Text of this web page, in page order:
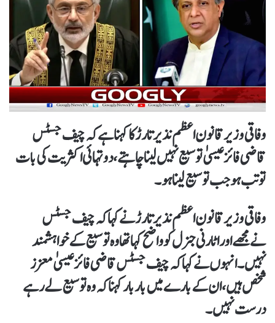
وفاقی وزیر قانون اعظم نذیر تارڑ کاکہنا ہےکہ چیف جسٹس
قاضی فائز عیسیٰ توسیع نہیں لینا چاہتے،دو تہائی اکثریت کی بات
توتب ہوجب توسیع لیناہو۔
وفاقی وزیر قانون اعظم نذیر تارڑ نےکہا کہ چیف جسٹس
نےمجھے اور اٹارنی جنرل کو واضح کہاتھا وہ توسیع کےخواہشمند
نہیں۔انہوں نےکہا کہ چیف جسٹس قاضی فائز عیسیٰ معزز
شخص ہیں،ان کےبارے میں بار بار کہناکہ وہ توسیع لےرہے
درست نہیں۔